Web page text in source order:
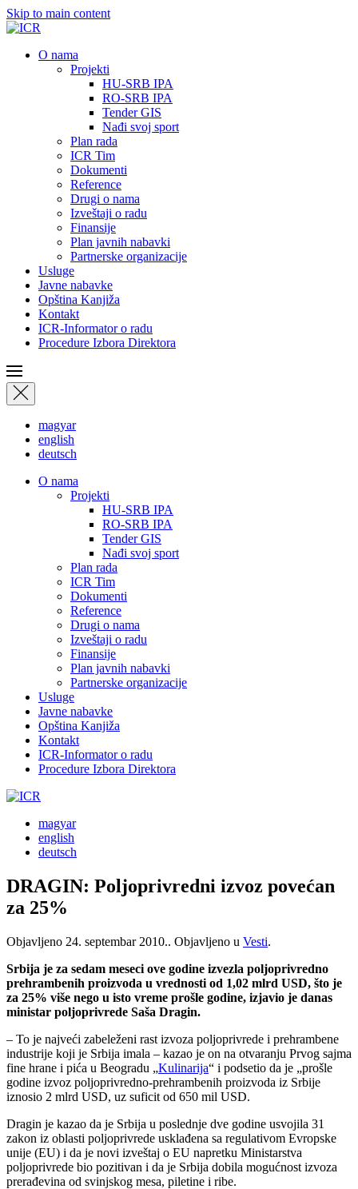
Skip to main content
О nama
Projekti
HU-SRB IPA
RO-SRB IPA
Tender GIS
Nađi svoj sport
Plan rada
ICR Tim
Dokumenti
Reference
Drugi o nama
Izveštaji o radu
Finansije
Plan javnih nabavki
Partnerske organizacije
Usluge
Javne nabavke
Opština Kanjiža
Kontakt
ICR-Informator o radu
Procedure Izbora Direktora
magyar
english
deutsch
О nama
Projekti
HU-SRB IPA
RO-SRB IPA
Tender GIS
Nađi svoj sport
Plan rada
ICR Tim
Dokumenti
Reference
Drugi o nama
Izveštaji o radu
Finansije
Plan javnih nabavki
Partnerske organizacije
Usluge
Javne nabavke
Opština Kanjiža
Kontakt
ICR-Informator o radu
Procedure Izbora Direktora
magyar
english
deutsch
DRAGIN: Poljoprivredni izvoz povećan
za 25%
Objavljeno 24. septembar 2010.. Objavljeno u Vesti.
Srbija je za sedam meseci ove godine izvezla poljoprivredno
prehrambenih proizvoda u vrednosti od 1,02 mlrd USD, što je
za 25% više nego u isto vreme prošle godine, izjavio je danas
ministar poljoprivrede Saša Dragin.
– To je najveći zabeleženi rast izvoza poljoprivrede i prehrambene
industrije koji je Srbija imala – kazao je on na otvaranju Prvog sajma
fine hrane i pića u Beogradu „Kulinarija“ i podsetio da je „prošle
godine izvoz poljoprivredno-prehrambenih proizvoda iz Srbije
iznosio 2 mlrd USD, uz suficit od 650 mil USD.
Dragin je kazao da je Srbija u poslednje dve godine usvojila 31
zakon iz oblasti poljoprivrede usklađena sa regulativom Evropske
unije (EU) i da je novi izveštaj o EU napretku Ministarstva
poljoprivrede bio pozitivan i da je Srbija dobila mogućnost izvoza
prerađevina od svinjskog mesa, piletine i ribe.